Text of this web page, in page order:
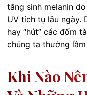
tăng sinh melanin
UV tích tụ lâu ngày.
hay “hút” các đốm
chúng ta thường
Khi Nào